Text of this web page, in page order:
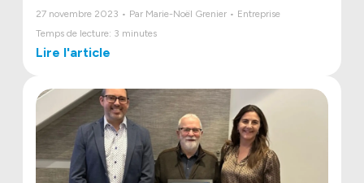
27 novembre 2023 • Par Marie-Noël Grenier • Entreprise
Temps de lecture: 3 minutes
Lire l'article